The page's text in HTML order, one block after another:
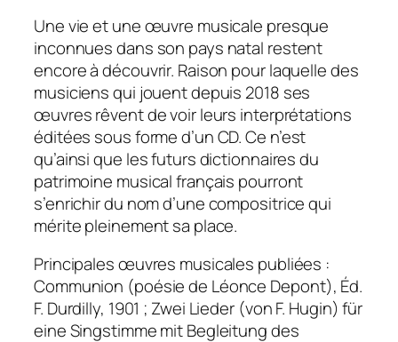
Une vie et une œuvre musicale presque
inconnues dans son pays natal restent
encore à découvrir. Raison pour laquelle des
musiciens qui jouent depuis 2018 ses
œuvres rêvent de voir leurs interprétations
éditées sous forme d’un CD. Ce n’est
qu’ainsi que les futurs dictionnaires du
patrimoine musical français pourront
s’enrichir du nom d’une compositrice qui
mérite pleinement sa place.
Principales œuvres musicales publiées :
Communion (poésie de Léonce Depont), Éd.
F. Durdilly, 1901 ; Zwei Lieder (von F. Hugin) für
eine Singstimme mit Begleitung des